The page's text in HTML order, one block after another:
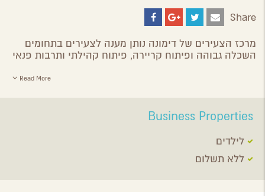
Share
Email
Twitter
Google
Plus
מרכז הצעירים של דימונה נותן מענה לצעירים בתחומים
השכלה גבוהה ופיתוח קריירה, פיתוח קהילתי ותרבות פנאי
Read More
Business Properties
לילדים
ללא תשלום